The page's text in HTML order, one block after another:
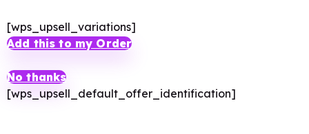
[wps_upsell_variations]
Add this to my Order
No thanks
[wps_upsell_default_offer_identification]